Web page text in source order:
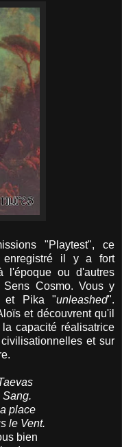
"Playtest", ce
il y a fort
l'époque ou d'autres
Sens Cosmo. Vous y
et Pika "unleashed".
et découvrent qu'il
capacité réalisatrice
et sur
Sang.
place
le Vent.
bien